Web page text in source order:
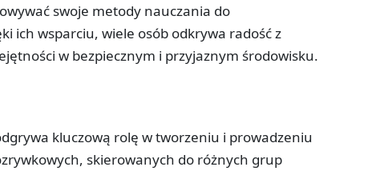
swoje metody nauczania do
ich wsparciu, wiele osób odkrywa radość z
w bezpiecznym i przyjaznym środowisku.
kluczową rolę w tworzeniu i prowadzeniu
skierowanych do różnych grup